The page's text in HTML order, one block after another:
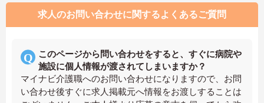
求人のお問い合わせに関するよくあるご質問
このページから問い合わせをすると、すぐに病院や
施設に個人情報が渡されてしまいますか？
マイナビ介護職へのお問い合わせになりますので、お問
い合わせ後すぐに求人掲載元へ情報をお渡しすることは